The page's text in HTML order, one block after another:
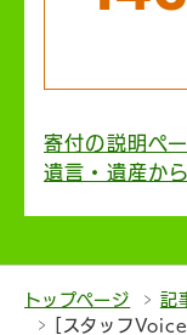
寄付の説明ペ
遺言・遺産か
トップページ
記
[スタッフ